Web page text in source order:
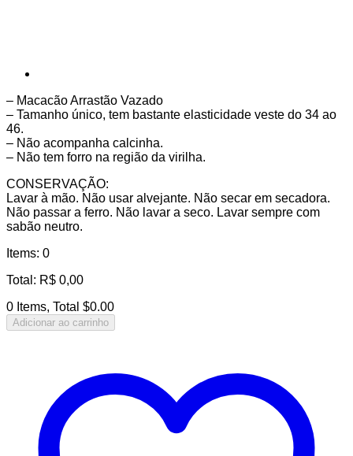
– Macacão Arrastão Vazado
– Tamanho único, tem bastante elasticidade veste do 34 ao
46.
– Não acompanha calcinha.
– Não tem forro na região da virilha.
CONSERVAÇÃO:
Lavar à mão. Não usar alvejante. Não secar em secadora.
Não passar a ferro. Não lavar a seco. Lavar sempre com
sabão neutro.
Items: 0
Total : R$ 0,00
0 Items, Total $0.00
Adicionar ao carrinho